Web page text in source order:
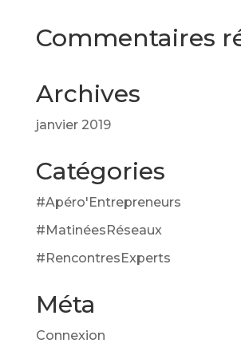
Commentaires
Archives
janvier 2019
Catégories
#Apéro'Entrepreneurs
#MatinéesRéseaux
#RencontresExperts
Méta
Connexion